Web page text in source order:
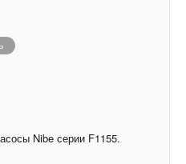
Nibe серии F1155.